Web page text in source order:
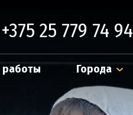
+375 25 779 74 94
Города